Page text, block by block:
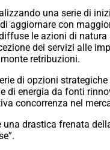
una serie di
aggiornare con
le azioni di
dei servizi alle
retribuzioni.
di opzioni
di energia da fonti
concorrenza nel
una drastica frenata